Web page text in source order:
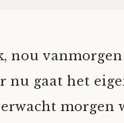
nou
nu gaat het
morgen